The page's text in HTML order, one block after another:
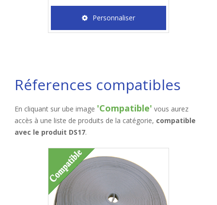
Personnaliser
Réferences compatibles
En cliquant sur ube image 'Compatible' vous aurez
accès à une liste de produits de la catégorie, compatible
avec le produit DS17.